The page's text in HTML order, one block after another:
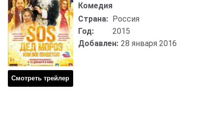
Смотреть трейлер
Комедия
Страна: Россия
Год:
2015
Добавлен: 28 января 2016